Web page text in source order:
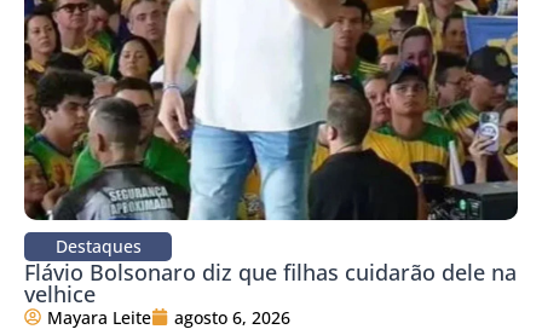
Destaques
Flávio Bolsonaro diz que filhas cuidarão dele na
velhice
Mayara Leite agosto 6, 2026